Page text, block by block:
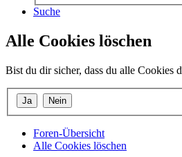
Suche
Alle Cookies löschen
Bist du dir sicher, dass du alle Cookies
Foren-Übersicht
Alle Cookies löschen